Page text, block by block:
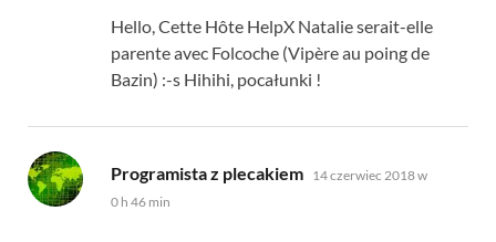
Hello,Cette Hôte HelpX Natalie serait-elle
parente avec Folcoche (Vipère au poing de
Bazin) :-s Hihihi, pocałunki !
Programista z plecakiem mówi:
14 czerwiec 2018 w
0 h 46 min